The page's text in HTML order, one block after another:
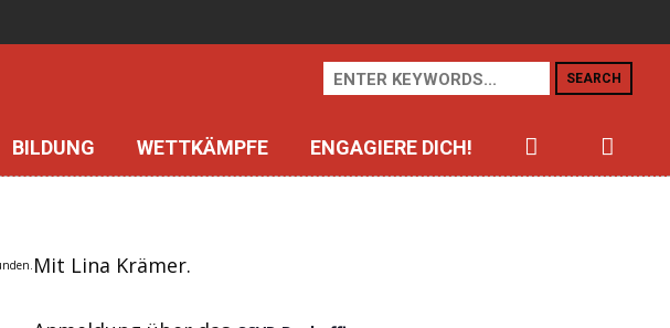
SEARCH
BILDUNG WETTKÄMPFE ENGAGIERE DICH!
Mit Lina Krämer.